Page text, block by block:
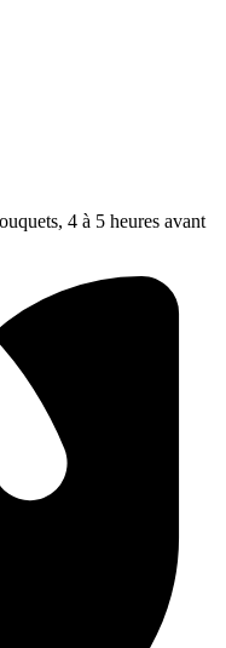
4 à 5 heures avant